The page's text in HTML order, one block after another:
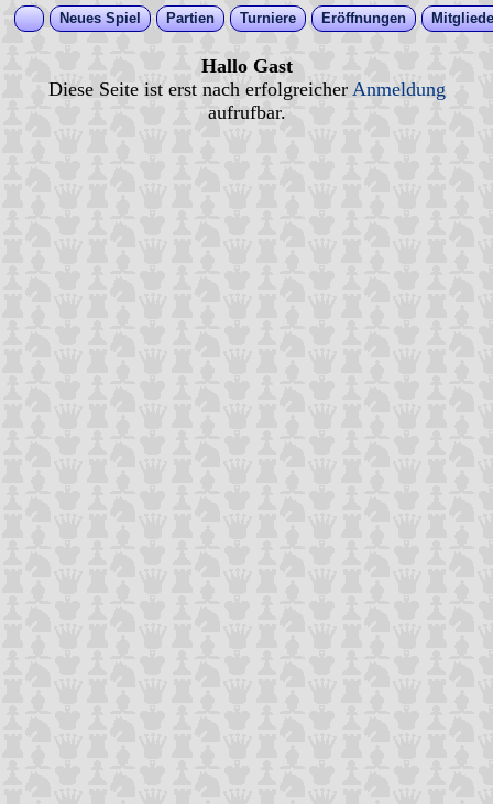
Neues Spiel Partien Turniere Eröffnungen
Hallo Gast
Diese Seite ist erst nach erfolgreicher Anmeldung
aufrufbar.